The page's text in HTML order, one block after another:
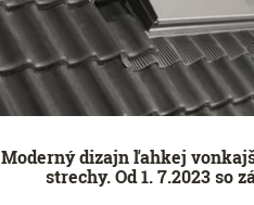
Moderný dizajn ľahkej
strechy. Od 1. 7.2023 so